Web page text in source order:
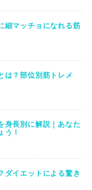
細マッチョになれる筋
は？部位別筋トレメ
身長別に解説｜あなた
う！
ダイエットによる驚き